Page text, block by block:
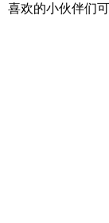
喜欢的小伙伴们